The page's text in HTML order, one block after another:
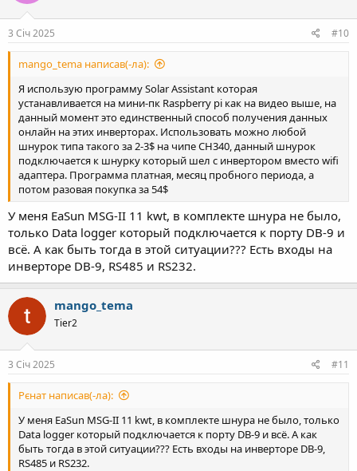
3 Січ 2025 #10
mango_tema написав(-ла):
Я использую программу Solar Assistant которая
устанавливается на мини-пк Raspberry pi как на видео выше, на
данный момент это единственный способ получения данных
онлайн на этих инверторах. Использовать можно любой
шнурок типа такого за 2-3$ на чипе CH340, данный шнурок
подключается к шнурку который шел с инвертором вместо wifi
адаптера. Программа платная, месяц пробного периода, а
потом разовая покупка за 54$
У меня EaSun MSG-II 11 kwt, в комплекте шнура не было,
только Data logger который подключается к порту DB-9 и
всё. А как быть тогда в этой ситуации??? Есть входы на
инверторе DB-9, RS485 и RS232.
mango_tema
Tier2
3 Січ 2025 #11
Рєнат написав(-ла):
У меня EaSun MSG-II 11 kwt, в комплекте шнура не было, только
Data logger который подключается к порту DB-9 и всё. А как
быть тогда в этой ситуации??? Есть входы на инверторе DB-9,
RS485 и RS232.